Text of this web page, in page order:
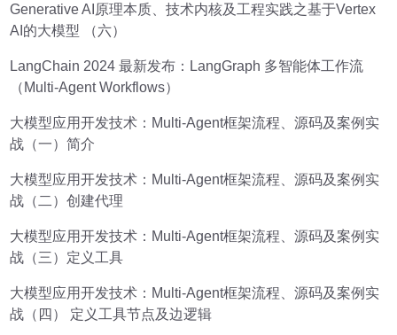
Generative AI原理本质、技术内核及工程实践之基于Vertex
AI的大模型 （六）
LangChain 2024 最新发布：LangGraph 多智能体工作流
（Multi-Agent Workflows）
大模型应用开发技术：Multi-Agent框架流程、源码及案例实
战（一）简介
大模型应用开发技术：Multi-Agent框架流程、源码及案例实
战（二）创建代理
大模型应用开发技术：Multi-Agent框架流程、源码及案例实
战（三）定义工具
大模型应用开发技术：Multi-Agent框架流程、源码及案例实
战（四） 定义工具节点及边逻辑